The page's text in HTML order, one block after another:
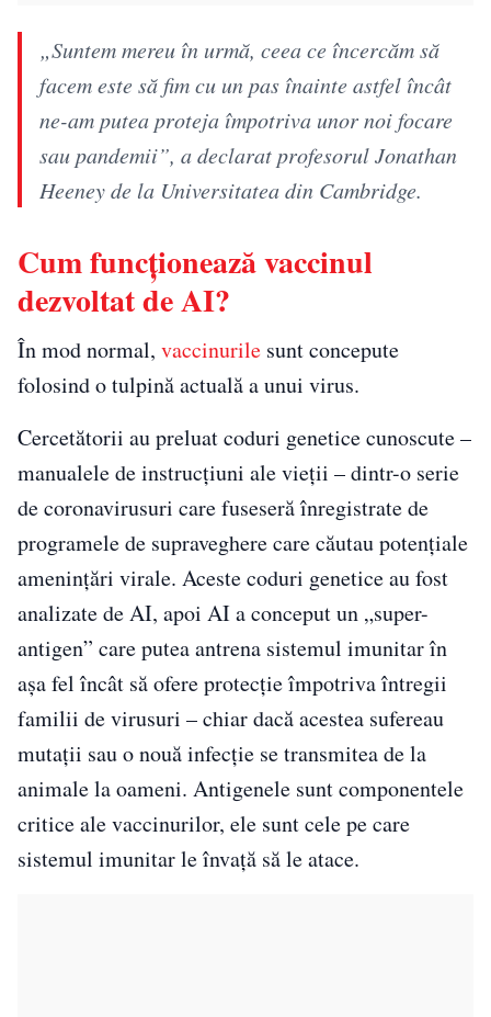
„Suntem mereu în urmă, ceea ce încercăm să
facem este să fim cu un pas înainte astfel încât
ne-am putea proteja împotriva unor noi focare
sau pandemii”, a declarat profesorul Jonathan
Heeney de la Universitatea din Cambridge.
Cum funcționează vaccinul
dezvoltat de AI?
În mod normal, vaccinurile sunt concepute
folosind o tulpină actuală a unui virus.
Cercetătorii au preluat coduri genetice cunoscute –
manualele de instrucțiuni ale vieții – dintr-o serie
de coronavirusuri care fuseseră înregistrate de
programele de supraveghere care căutau potențiale
amenințări virale. Aceste coduri genetice au fost
analizate de AI, apoi AI a conceput un „super-
antigen” care putea antrena sistemul imunitar în
așa fel încât să ofere protecție împotriva întregii
familii de virusuri – chiar dacă acestea sufereau
mutații sau o nouă infecție se transmitea de la
animale la oameni. Antigenele sunt componentele
critice ale vaccinurilor, ele sunt cele pe care
sistemul imunitar le învață să le atace.